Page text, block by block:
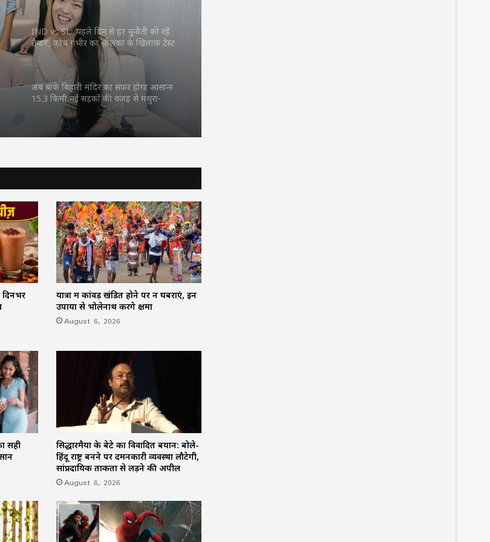
IND vs SL: ‘पहले दिन से हर चुनौती को रहें
तैयार’, कोच गंभीर का श्रीलंका के खिलाफ टेस्ट
सीरीज से पहले बड़ा संदेश
अब बांके बिहारी मंदिर का सफर होगा आसान!
15.3 किमी नई सड़कों की वजह से मथुरा-
वृंदावन के रास्तों को जाम से राहत, जानिए
6922 करोड़ की हेरिटेज सिटी का पूरा प्लान
आवारापन 2 का ट्रेलर रिलीज, इश्क, जुनून और
हाइब्रिड और डीजल इंजन के साथ प्रीमियम SUV
बाजार में मचाएगी धमाल
भारत में कौन सी 15 विदेशी यूनिवर्सिटी खुल रहीं,
इनमें कौन से कोर्स होंगे शुरू? जानें पूरा प्लान
दिनभर
यात्रा में कांवड़ खंडित होने पर न घबराएं, इन
उपायों से भोलेनाथ करेंगे क्षमा
August 6, 2026
सही
सिद्धारमैया के बेटे का विवादित बयान: बोले-
हिंदू राष्ट्र बनने पर दमनकारी व्यवस्था लौटेगी,
सांप्रदायिक ताकतों से लड़ने की अपील
August 6, 2026